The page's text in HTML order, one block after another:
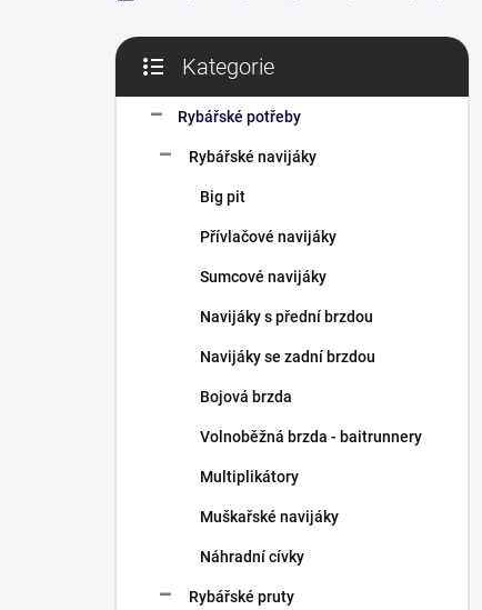
P
s
kategorie
Kategorie
Rybářské potřeby
Rybářské navijáky
Big pit
Přívlačové navijáky
Sumcové navijáky
Navijáky s přední brzdou
Navijáky se zadní brzdou
Bojová brzda
Volnoběžná brzda - baitrunnery
Multiplikátory
Muškařské navijáky
Náhradní cívky
Rybářské pruty